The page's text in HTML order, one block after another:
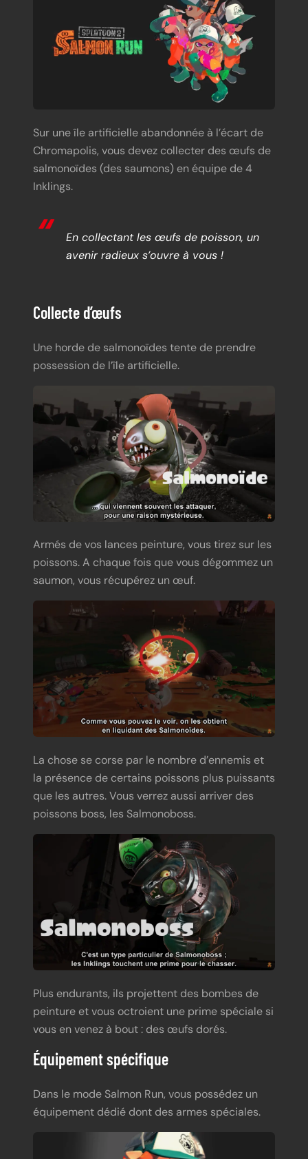
Sur une île artificielle abandonnée à l’écart de
Chromapolis, vous devez collecter des œufs de
salmonoïdes (des saumons) en équipe de 4
Inklings.
En collectant les œufs de poisson, un
avenir radieux s’ouvre à vous !
Collecte d’œufs
Une horde de salmonoïdes tente de prendre
possession de l’île artificielle.
Armés de vos lances peinture, vous tirez sur les
poissons. A chaque fois que vous dégommez un
saumon, vous récupérez un œuf.
La chose se corse par le nombre d’ennemis et
la présence de certains poissons plus puissants
que les autres. Vous verrez aussi arriver des
poissons boss, les Salmonoboss.
Plus endurants, ils projettent des bombes de
peinture et vous octroient une prime spéciale si
vous en venez à bout : des œufs dorés.
Équipement spécifique
Dans le mode Salmon Run, vous possédez un
équipement dédié dont des armes spéciales.